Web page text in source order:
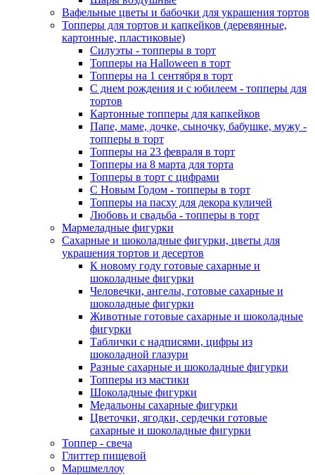
Вафельные цветы и бабочки для украшения тортов
Топперы для тортов и капкейков (деревянные,
картонные, пластиковые)
Силуэты - топперы в торт
Топперы на Halloween в торт
Топперы на 1 сентября в торт
С днем рождения и с юбилеем - топперы для
тортов
Картонные топперы для капкейков
Папе, маме, дочке, сыночку, бабушке, мужу -
топперы в торт
Топперы на 23 февраля в торт
Топперы на 8 марта для торта
Топперы в торт с цифрами
С Новым Годом - топперы в торт
Топперы на пасху для декора куличей
Любовь и свадьба - топперы в торт
Мармеладные фигурки
Сахарные и шоколадные фигурки, цветы для
украшения тортов и десертов
К новому году готовые сахарные и
шоколадные фигурки
Человечки, ангелы, готовые сахарные и
шоколадные фигурки
Животные готовые сахарные и шоколадные
фигурки
Таблички с надписями, цифры из
шоколадной глазури
Разные сахарные и шоколадные фигурки
Топперы из мастики
Шоколадные фигурки
Медальоны сахарные фигурки
Цветочки, ягодки, сердечки готовые
сахарные и шоколадные фигурки
Топпер - свеча
Глиттер пищевой
Маршмеллоу